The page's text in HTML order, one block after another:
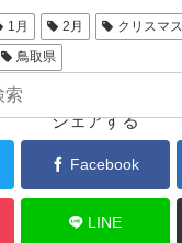
1月 2月 クリスマス
鳥取県
シェアする
Facebook
LINE